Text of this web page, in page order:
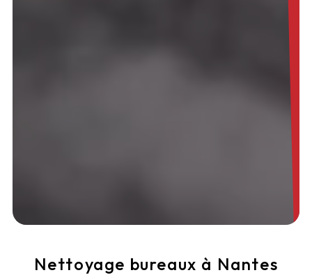
Nettoyage bureaux à Nantes